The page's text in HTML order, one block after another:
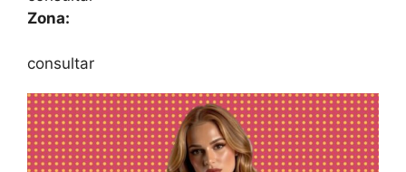
Zona:
consultar